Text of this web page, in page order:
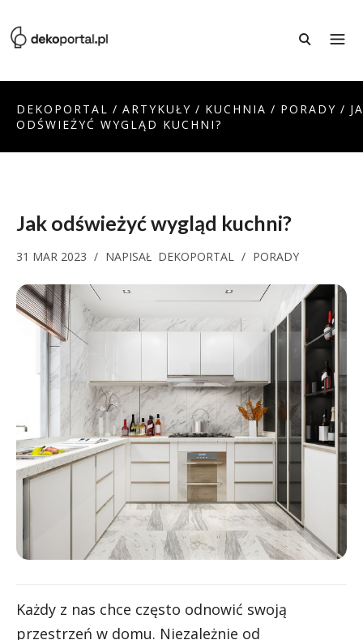
DEKOPORTAL / ARTYKUŁY / KUCHNIA / PORADY /
ODŚWIEŻYĆ WYGLĄD KUCHNI?
Jak odświeżyć wygląd kuchni?
31 MAR 2023 / NAPISAŁ DEKOPORTAL / PORADY
Każdy z nas chce często odnowić swoją
przestrzeń w domu. Niezależnie od